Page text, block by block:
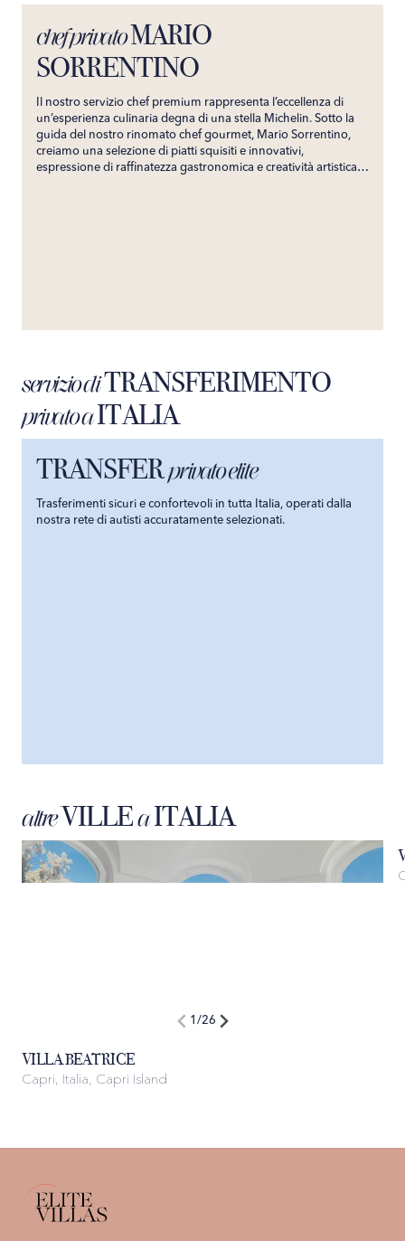
chef privatoMARIO
SORRENTINO
Il nostro servizio chef premium rappresenta l’eccellenza di
un’esperienza culinaria degna di una stella Michelin. Sotto la
guida del nostro rinomato chef gourmet, Mario Sorrentino,
creiamo una selezione di piatti squisiti e innovativi,
espressione di raffinatezza gastronomica e creatività artistica.
servizio diTRANSFERIMENTO
privato aITALIA
TRANSFERprivato elite
Trasferimenti sicuri e confortevoli in tutta Italia, operati dalla
nostra rete di autisti accuratamente selezionati.
altreVILLEaITALIA
1 /26
VILLA BEATRICE
Capri, Italia, Capri Island